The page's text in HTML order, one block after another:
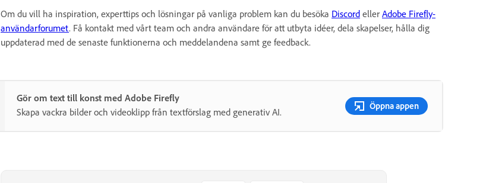
Om du vill ha inspiration, experttips och lösningar på vanliga problem kan du besöka Discord eller Adobe Firefly-
användarforumet. Få kontakt med vårt team och andra användare för att utbyta idéer, dela skapelser, hålla dig
uppdaterad med de senaste funktionerna och meddelandena samt ge feedback.
Gör om text till konst med Adobe Firefly
Skapa vackra bilder och videoklipp från textförslag med generativ AI.
Öppna appen